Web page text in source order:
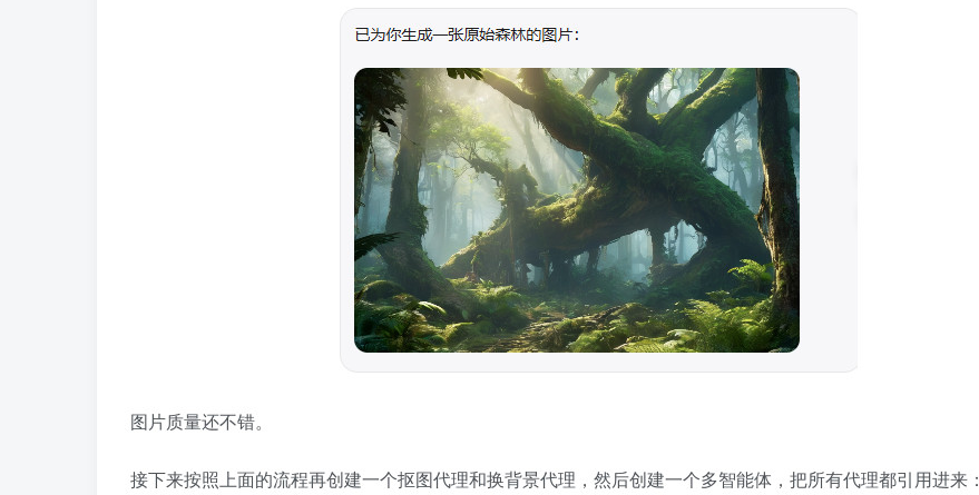
图片质量还不错。
接下来按照上面的流程再创建一个抠图代理和换背景代理，然后创建一个多智能体，把所有代理都引用进来：